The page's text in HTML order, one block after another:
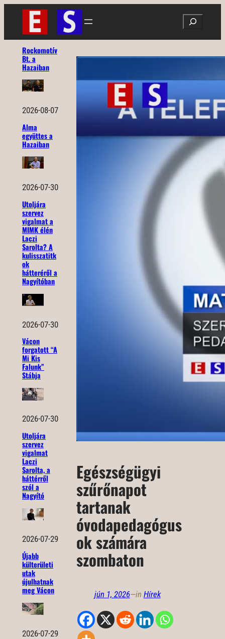
Ugrás
tartalomhoz
Search
Rockomotív
Bt. a
Hazaiban
2026-08-07
Alma
együttes a
Hazaiban
2026-07-30
Utoljára
szervez
vigalmat a
MIMK élén
Laczi
Sarolta? A
kulisszatitk
ok
hátteréről a
Nagyítóban
2026-07-30
Vácon
forgatott “A
Mi Kis
Falunk”
Stábja
2026-07-30
Utoljára
szervez
vigalmat
Laczi
Sarolta, a
háttérről
szól a
Nagyító
2026-07-29
Újabb
külterületi
utak
újulhatnak
meg Vácon
2026-07-29
Egészségügyi
szűrőnapot
tartanak
óvodapedagógus
ok számára
szombaton
jún 1, 2026—in Hírek